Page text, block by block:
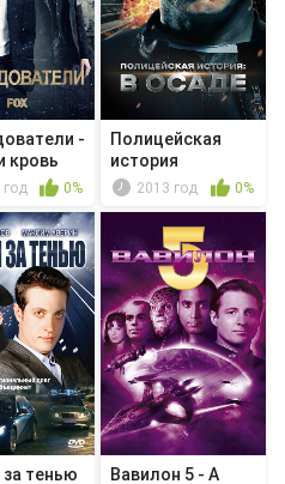
-
кровь
год 0%
Полицейская
история
2013 год 0%
за тенью Вавилон 5 - А